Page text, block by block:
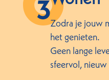
Zodra je jouw
het genieten.
Geen lange
sfeervol,